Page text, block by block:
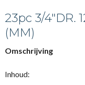
23pc 3/4"DR.
(MM)
Omschrijving
Inhoud: